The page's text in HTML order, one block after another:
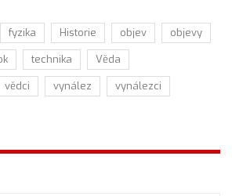
fyzika Historie objev
objevy
technika
Věda
vědci vynález
vynálezci